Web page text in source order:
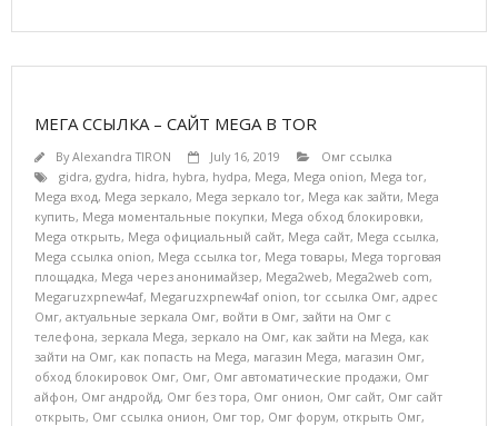
МЕГА ССЫЛКА – САЙТ MEGA В TOR
ByAlexandra TIRON July 16, 2019
Омг ссылка
gidra, gydra, hidra, hybra, hydpa, Mega, Mega onion, Mega tor,
Mega вход, Mega зеркало, Mega зеркало tor, Mega как зайти, Mega
купить, Mega моментальные покупки, Mega обход блокировки,
Mega открыть, Mega официальный сайт, Mega сайт, Mega ссылка,
Mega ссылка onion, Mega ссылка tor, Mega товары, Mega торговая
площадка, Mega через анонимайзер, Mega2web, Mega2web com,
Megaruzxpnew4af, Megaruzxpnew4af onion, tor ссылка Омг, адрес
Омг, актуальные зеркала Омг, войти в Омг, зайти на Омг с
телефона, зеркала Mega, зеркало на Омг, как зайти на Mega, как
зайти на Омг, как попасть на Mega, магазин Mega, магазин Омг,
обход блокировок Омг, Омг, Омг автоматические продажи, Омг
айфон, Омг андройд, Омг без тора, Омг онион, Омг сайт, Омг сайт
открыть, Омг ссылка онион, Омг тор, Омг форум, открыть Омг,